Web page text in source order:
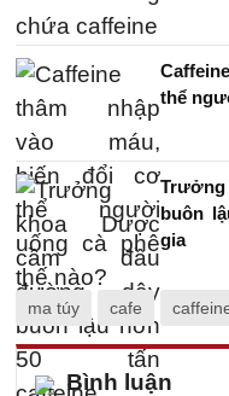
thể
buôn
gia
ma túy cafe
Bình luận